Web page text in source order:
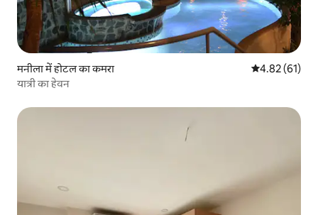
मनीला में होटल का कमरा औसत रेटिंग 5 में
4.82 (61)
यात्री का हेवन